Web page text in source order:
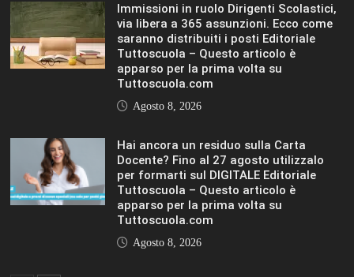
Immissioni in ruolo Dirigenti Scolastici,
via libera a 365 assunzioni. Ecco come
saranno distribuiti i posti Editoriale
Tuttoscuola – Questo articolo è
apparso per la prima volta su
Tuttoscuola.com
Agosto 8, 2026
Hai ancora un residuo sulla Carta
Docente? Fino al 27 agosto utilizzalo
per formarti sul DIGITALE Editoriale
Tuttoscuola – Questo articolo è
apparso per la prima volta su
Tuttoscuola.com
Agosto 8, 2026